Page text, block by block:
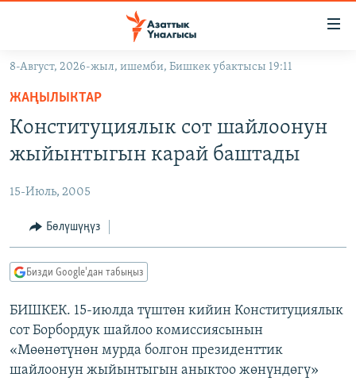
Навигацияга
өтүңүз
Издөөгө
салыңыз
ЭКОНОМИКА
МАДАНИЯТ
БОРБОР АЗИЯ
АТАЙЫН ИЛИКТӨӨ
ТВ ПРОГРАММАЛАР
ЭКСПЕРТТЕР ТАЛДАЙТ
БИЗ ЖАНА ДҮЙНӨ
ДАНИСТЕ
ЭЖЕ-СИҢДИЛЕР
ӨЗГӨЧӨ ПИКИР
Русский
ОНЛАЙН ШЕРИНЕ
8-Август, 2026-жыл, ишемби, Бишкек убактысы 19:11
ЖАҢЫЛЫКТАР
Конституциялык сот шайлоонун
жыйынтыгын карай баштады
15-Июль, 2005
Бөлүшүңүз
Бизди Google'дан табыңыз
БИШКЕК. 15-июлда түштөн кийин Конституциялык
сот Борбордук шайлоо комиссиясынын
«Мөөнөтүнөн мурда болгон президенттик
шайлоонун жыйынтыгын аныктоо жөнүндөгү»